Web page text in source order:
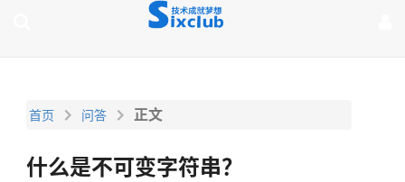
首页 问答 正文
什么是不可变字符串？